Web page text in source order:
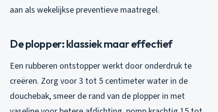
aan als wekelijkse preventieve maatregel.
De plopper: klassiek maar effectief
Een rubberen ontstopper werkt door onderdruk te
creëren. Zorg voor 3 tot 5 centimeter water in de
douchebak, smeer de rand van de plopper in met